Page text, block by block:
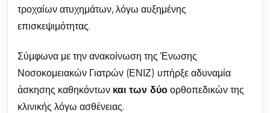
τροχαίων ατυχημάτων, λόγω αυξημένης
επισκεψιμότητας.
Σύμφωνα με την ανακοίνωση της Ένωσης
Νοσοκομειακών Γιατρών (ΕΝΙΖ) υπήρξε αδυναμία
άσκησης καθηκόντων και των δύο ορθοπεδικών της
κλινικής λόγω ασθένειας.